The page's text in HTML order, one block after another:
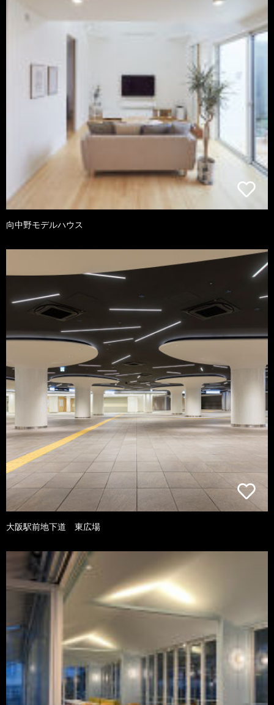
向中野モデルハウス
大阪駅前地下道 東広場